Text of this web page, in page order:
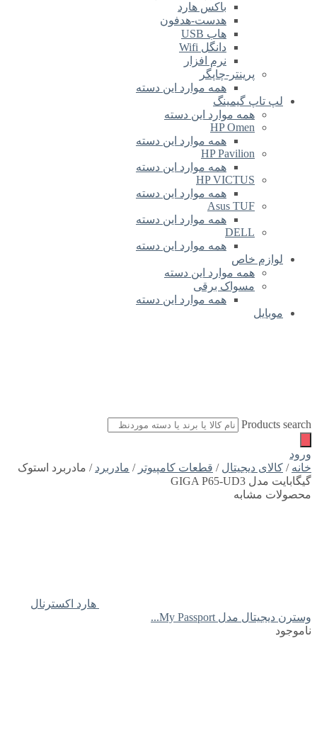
باکس هارد
هدست-هدفون
هاب USB
دانگل Wifi
نرم افزار
پرینتر-چاپگر
همه موارد این دسته
لپ تاپ گیمینگ
همه موارد این دسته
HP Omen
همه موارد این دسته
HP Pavilion
همه موارد این دسته
HP VICTUS
همه موارد این دسته
Asus TUF
همه موارد این دسته
DELL
همه موارد این دسته
لوازم خاص
همه موارد این دسته
مسواک برقی
همه موارد این دسته
موبایل
Products search
ورود
خانه / کالای دیجیتال / قطعات کامپیوتر / مادربرد / مادربرد استوک
گیگابایت مدل GIGA P65-UD3
محصولات مشابه
هارد اکسترنال
وسترن دیجیتال مدل My Passport...
ناموجود